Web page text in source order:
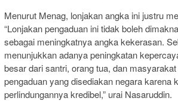
Menurut Menag, lonjakan angka ini justru
“Lonjakan pengaduan ini tidak boleh
sebagai meningkatnya angka kekerasan.
menunjukkan adanya peningkatan
besar dari santri, orang tua, dan
pengaduan yang disediakan negara karena
perlindungannya kredibel,” urai Nasaruddin.